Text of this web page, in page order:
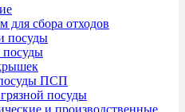
для сбора отходов
посуды
посуды
ПСП
посуды
и производственные